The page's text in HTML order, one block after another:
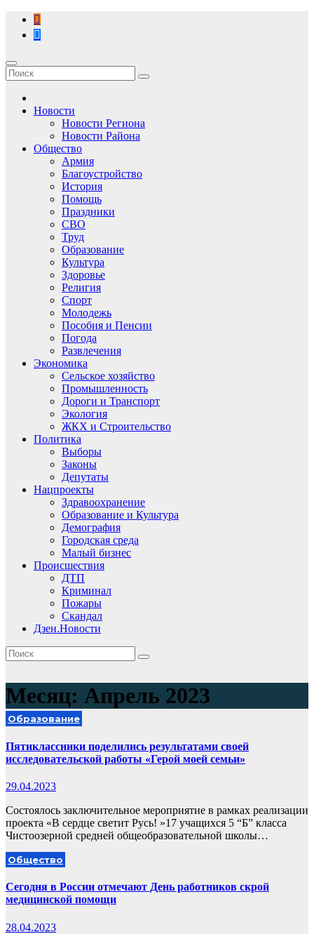
Перейти
содержимому
Новости
Новости Региона
Новости Района
Общество
Армия
Благоустройство
История
Помощь
Праздники
СВО
Труд
Образование
Культура
Здоровье
Религия
Спорт
Молодежь
Пособия и Пенсии
Погода
Развлечения
Экономика
Сельское хозяйство
Промышленность
Дороги и Транспорт
Экология
ЖКХ и Строительство
Политика
Выборы
Законы
Депутаты
Нацпроекты
Здравоохранение
Образование и Культура
Демография
Городская среда
Малый бизнес
Происшествия
ДТП
Криминал
Пожары
Скандал
Дзен.Новости
Месяц: Апрель 2023
Образование
Пятиклассники поделились результатами своей
исследовательской работы «Герой моей семьи»
29.04.2023
Состоялось заключительное мероприятие в рамках реализации
проекта «В сердце светит Русь! »17 учащихся 5 “Б” класса
Чистоозерной средней общеобразовательной школы…
Общество
Сегодня в России отмечают День работников скрой
медицинской помощи
28.04.2023